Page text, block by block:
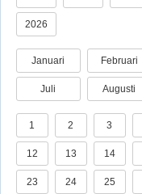
2026
Januari Februari
Juli Augusti
1 2 3
12 13 14
23 24 25